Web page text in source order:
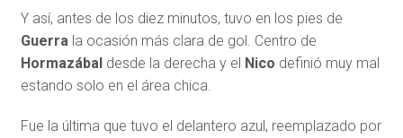
Y así, antes de los diez minutos, tuvo en los pies de
Guerra la ocasión más clara de gol. Centro de
Hormazábaldesde la derecha y el Nico definió muy mal
estando solo en el área chica.
Fue la última que tuvo el delantero azul, reemplazado por